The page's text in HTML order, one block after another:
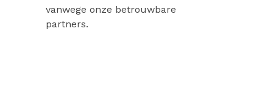
vanwege onze betrouwbare
partners.